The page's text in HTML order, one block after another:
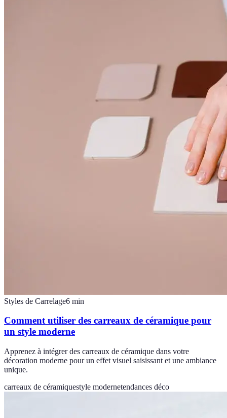
Styles de Carrelage6 min
Comment utiliser des carreaux de céramique pour
un style moderne
Apprenez à intégrer des carreaux de céramique dans votre
décoration moderne pour un effet visuel saisissant et une ambiance
unique.
carreaux de céramiquestyle modernetendances déco